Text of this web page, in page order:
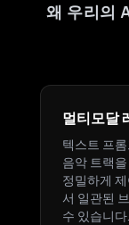
왜 우리의
멀티모달
텍스트 프
음악 트랙
정밀하게
서 일관된
수 있습니다.